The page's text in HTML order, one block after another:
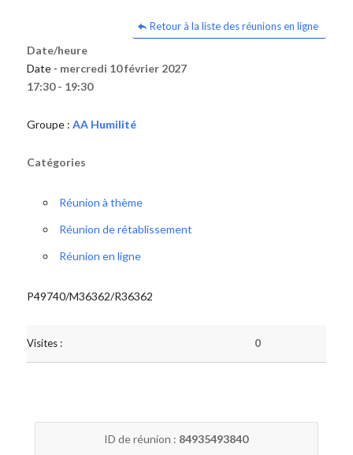
Retour à la liste des réunions en ligne
Date/heure
Date - mercredi 10 février 2027
17:30 - 19:30
Groupe : AA Humilité
Catégories
Réunion à thème
Réunion de rétablissement
Réunion en ligne
P49740/M36362/R36362
Visites : 0
ID de réunion : 84935493840